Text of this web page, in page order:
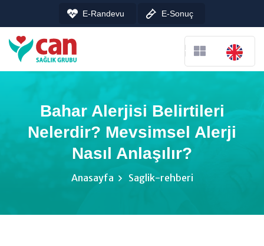
E-Randevu E-Sonuç
Bahar Alerjisi Belirtileri
Nelerdir? Mevsimsel Alerji
Nasıl Anlaşılır?
Anasayfa Saglik-rehberi